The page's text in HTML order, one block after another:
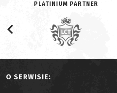
PLATINIUM PARTNER
O SERWISIE: